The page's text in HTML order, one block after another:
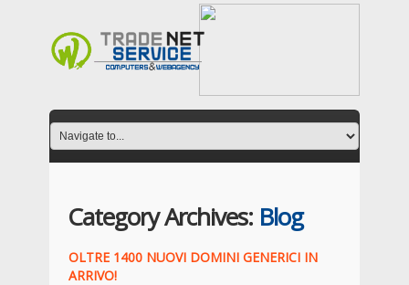
Category Archives: Blog
OLTRE 1400 NUOVI DOMINI GENERICI IN
ARRIVO!